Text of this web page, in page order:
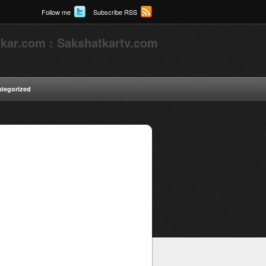
Follow me Subscribe RSS
: Sakshatkartv.com